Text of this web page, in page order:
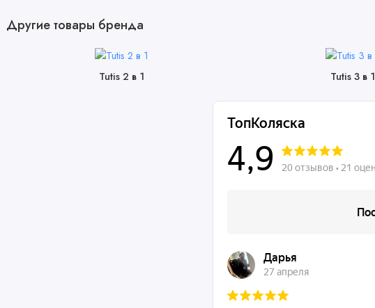
Другие товары бренда
Tutis 2 в 1 Tutis 3 в 1